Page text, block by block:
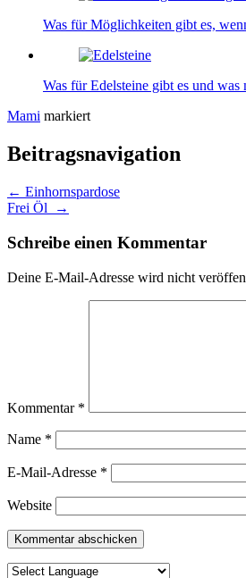
Was für Möglichkeiten gibt es,
Was für Edelsteine gibt es und was
Mami markiert
Beitragsnavigation
← Einhornspardose
Frei Öl
→
Schreibe einen Kommentar
Deine E-Mail-Adresse wird nicht
Kommentar *
Name *
E-Mail-Adresse *
Website